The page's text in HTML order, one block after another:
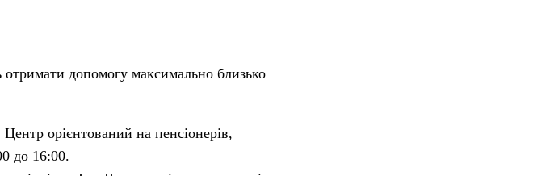
допомогу максимально близько
орієнтований на пенсіонерів,
до 16:00.